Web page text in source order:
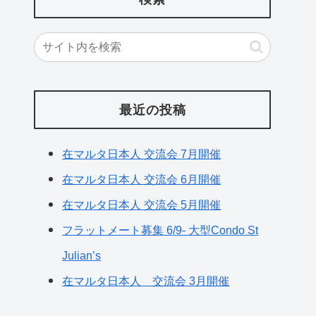
最近の投稿
在マルタ日本人 交流会 7月開催
在マルタ日本人 交流会 6月開催
在マルタ日本人 交流会 5月開催
フラットメート募集 6/9- 大型Condo St
Julian’s
在マルタ日本人 交流会 3月開催